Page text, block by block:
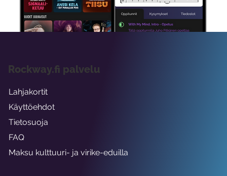
viikon ajaksi.
Rockway.fi palvelu
Lahjakortit
Käyttöehdot
Tietosuoja
FAQ
Maksu kulttuuri- ja virike-eduilla